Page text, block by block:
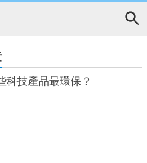
科技產品最環保？